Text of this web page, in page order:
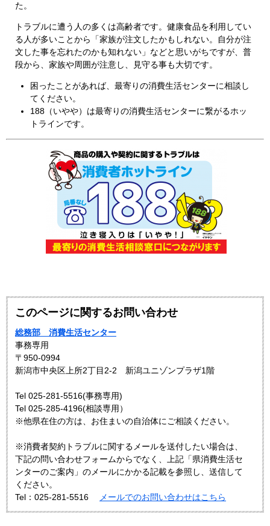
た。
トラブルに遭う人の多くは高齢者です。健康食品を利用してい
る人が多いことから「家族が注文したかもしれない。自分が注
文した事を忘れたのかも知れない」などと思いがちですが、普
段から、家族や周囲が注意し、見守る事も大切です。
困ったことがあれば、最寄りの消費生活センターに相談し
てください。
188（いやや）は最寄りの消費生活センターに繋がるホッ
トラインです。
このページに関するお問い合わせ
総務部 消費生活センター
事務専用
〒950-0994
新潟市中央区上所2丁目2-2 新潟ユニゾンプラザ1階
Tel 025-281-5516(事務専用)
Tel 025-285-4196(相談専用）
※他県在住の方は、お住まいの自治体にご相談ください。
※消費者契約トラブルに関するメールを送付したい場合は、
下記の問い合わせフォームからでなく、上記「県消費生活セ
ンターのご案内」のメールにかかる記載を参照し、送信して
ください。
Tel：025-281-5516
メールでのお問い合わせはこちら